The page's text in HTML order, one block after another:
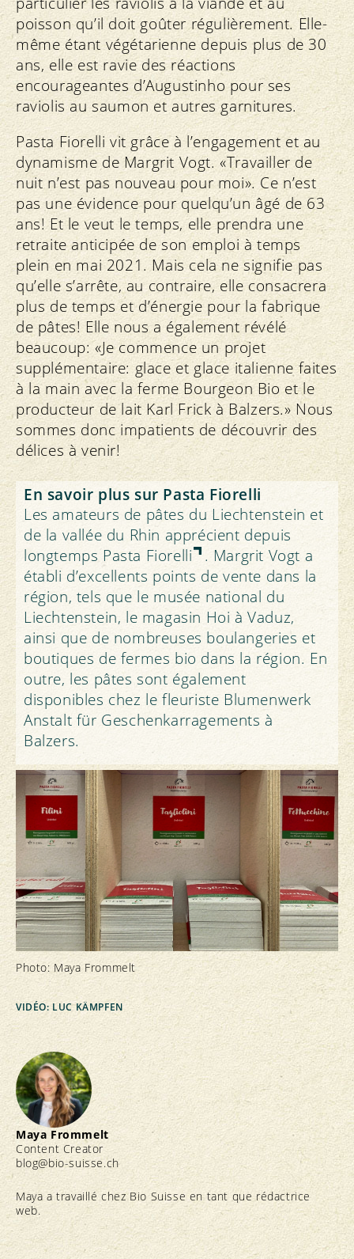
poisson qu’il doit goûter régulièrement. Elle-
même étant végétarienne depuis plus de 30
ans, elle est ravie des réactions
encourageantes d’Augustinho pour ses
raviolis au saumon et autres garnitures.
Pasta Fiorelli vit grâce à l’engagement et au
dynamisme de Margrit Vogt. «Travailler de
nuit n’est pas nouveau pour moi». Ce n’est
pas une évidence pour quelqu’un âgé de 63
ans! Et le veut le temps, elle prendra une
retraite anticipée de son emploi à temps
plein en mai 2021. Mais cela ne signifie pas
qu’elle s’arrête, au contraire, elle consacrera
plus de temps et d’énergie pour la fabrique
de pâtes! Elle nous a également révélé
beaucoup: «Je commence un projet
supplémentaire: glace et glace italienne faites
à la main avec la ferme Bourgeon Bio et le
producteur de lait Karl Frick à Balzers.» Nous
sommes donc impatients de découvrir des
délices à venir!
En savoir plus sur Pasta Fiorelli
Les amateurs de pâtes du Liechtenstein et
de la vallée du Rhin apprécient depuis
longtemps Pasta Fiorelli
. Margrit Vogt a
établi d’excellents points de vente dans la
région, tels que le musée national du
Liechtenstein, le magasin Hoi à Vaduz,
ainsi que de nombreuses boulangeries et
boutiques de fermes bio dans la région. En
outre, les pâtes sont également
disponibles chez le fleuriste Blumenwerk
Anstalt für Geschenkarragements à
Balzers.
Photo: Maya Frommelt
VIDÉO: LUC KÄMPFEN
Maya Frommelt
Content Creator
blog@bio-suisse.ch
Maya a travaillé chez Bio Suisse en tant que rédactrice
web.